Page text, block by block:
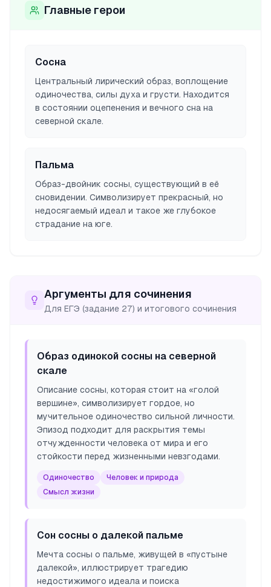
Главные герои
Сосна
Центральный лирический образ, воплощение
одиночества, силы духа и грусти. Находится
в состоянии оцепенения и вечного сна на
северной скале.
Пальма
Образ-двойник сосны, существующий в её
сновидении. Символизирует прекрасный, но
недосягаемый идеал и такое же глубокое
страдание на юге.
Аргументы для сочинения
Для ЕГЭ (задание 27) и итогового сочинения
Образ одинокой сосны на северной
скале
Описание сосны, которая стоит на «голой
вершине», символизирует гордое, но
мучительное одиночество сильной личности.
Эпизод подходит для раскрытия темы
отчужденности человека от мира и его
стойкости перед жизненными невзгодами.
Одиночество
Человек и природа
Смысл жизни
Сон сосны о далекой пальме
Мечта сосны о пальме, живущей в «пустыне
далекой», иллюстрирует трагедию
недостижимого идеала и поиска